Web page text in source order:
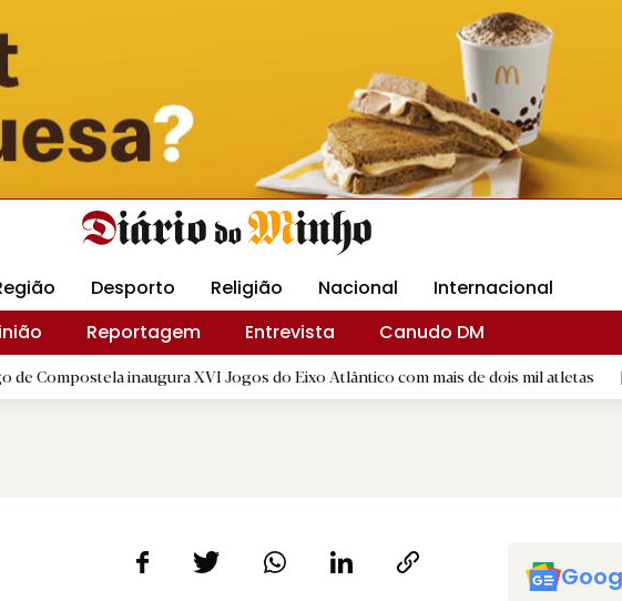
Minha Gráfica DM Livraria DM Arquidiocese Braga
Desporto Religião Nacional
Internacional
Reportagem Entrevista
Canudo DM
inaugura XVI Jogos do Eixo Atlântico com mais de dois mil atletas | R.